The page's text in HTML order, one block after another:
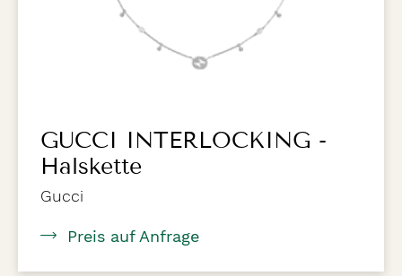
GUCCI INTERLOCKING -
Halskette
Gucci
Preis auf Anfrage